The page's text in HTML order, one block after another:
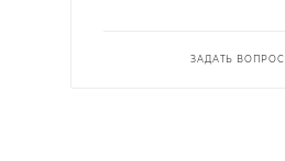
ЗАДАТЬ ВОПРОС